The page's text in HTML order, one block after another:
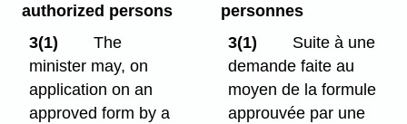
authorized persons
3(1)
The
minister may, on
application on an
approved form by a
personnes
3(1)
Suite à une
demande faite au
moyen de la formule
approuvée par une